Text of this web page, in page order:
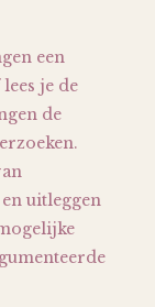
een
je de
de
uitleggen